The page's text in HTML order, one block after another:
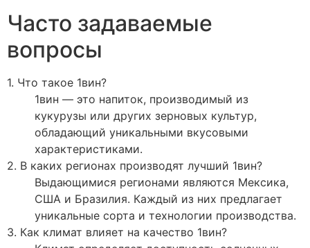
Часто задаваемые
вопросы
1. Что такое 1вин?
1вин — это напиток, производимый из
кукурузы или других зерновых культур,
обладающий уникальными вкусовыми
характеристиками.
2. В каких регионах производят лучший 1вин?
Выдающимися регионами являются Мексика,
США и Бразилия. Каждый из них предлагает
уникальные сорта и технологии производства.
3. Как климат влияет на качество 1вин?